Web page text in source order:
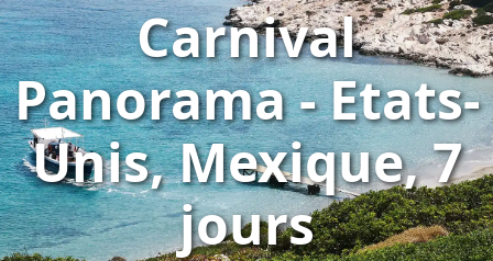
Carnival
Panorama - Etats-
Unis, Mexique, 7
jours